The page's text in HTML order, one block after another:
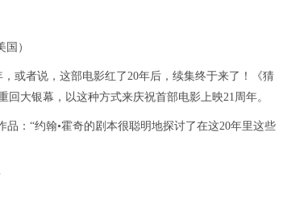
）
或者说，这部电影红了20年后，续集终于来了！《猜
大银幕，以这种方式来庆祝首部电影上映21周年。
：“约翰•霍奇的剧本很聪明地探讨了在这20年里这些